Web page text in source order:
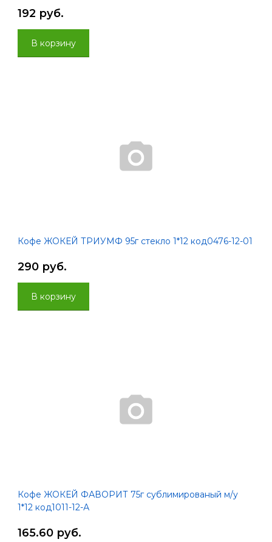
192 руб.
В корзину
Кофе ЖОКЕЙ ТРИУМФ 95г стекло 1*12 код0476-12-01
290 руб.
В корзину
Кофе ЖОКЕЙ ФАВОРИТ 75г сублимированый м/у
1*12 код1011-12-А
165.60 руб.